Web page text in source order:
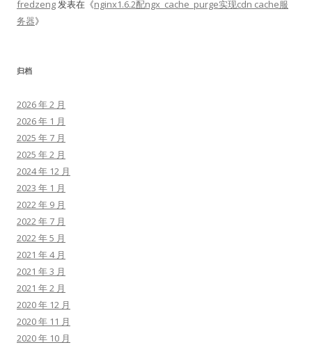
fredzeng发表在《nginx1.6.2配ngx_cache_purge实现cdn cache服
务器》
归档
2026 年 2 月
2026 年 1 月
2025 年 7 月
2025 年 2 月
2024 年 12 月
2023 年 1 月
2022 年 9 月
2022 年 7 月
2022 年 5 月
2021 年 4 月
2021 年 3 月
2021 年 2 月
2020 年 12 月
2020 年 11 月
2020 年 10 月